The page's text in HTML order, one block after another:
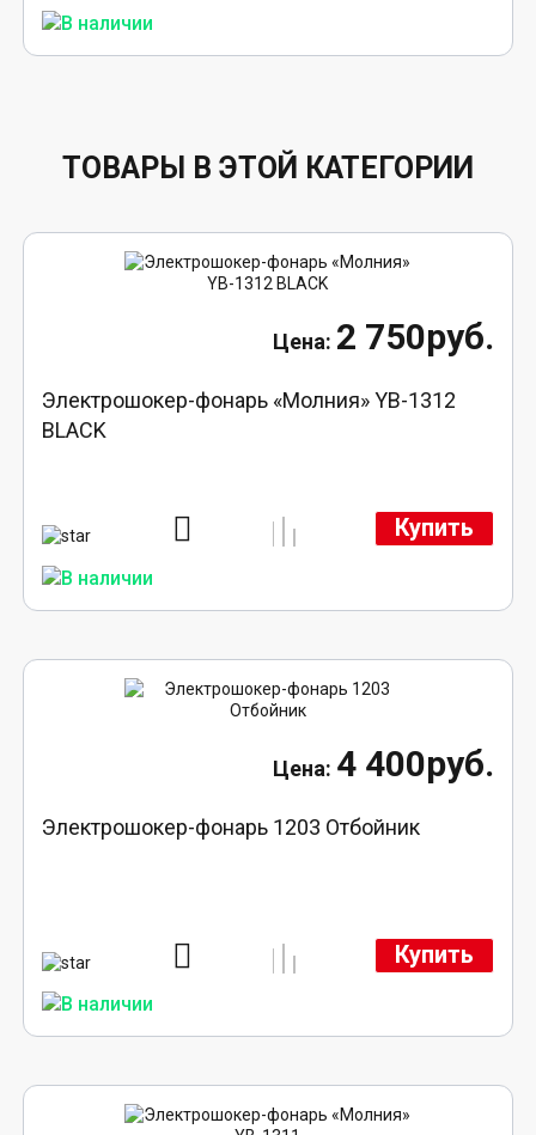
ТОВАРЫ В ЭТОЙ КАТЕГОРИИ
2 750руб.
Электрошокер-фонарь «Молния» YB-1312
BLACK
Купить
4 400руб.
Электрошокер-фонарь 1203 Отбойник
Купить